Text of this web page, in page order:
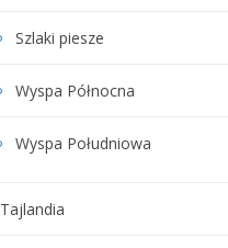
Szlaki piesze
Wyspa Północna
Wyspa Południowa
Tajlandia